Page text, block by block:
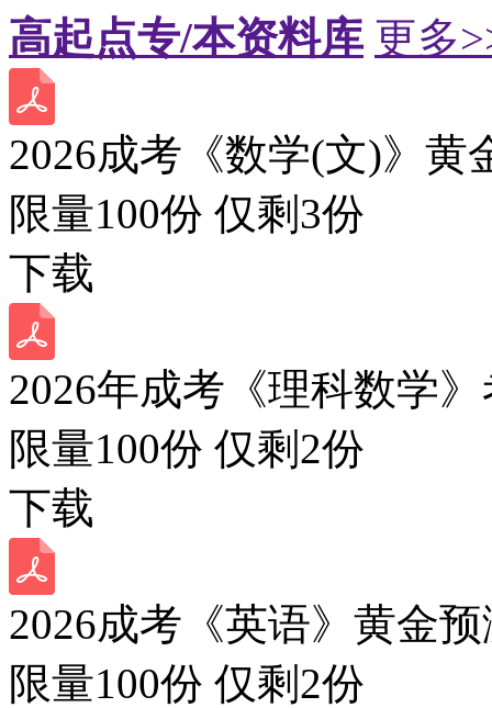
高起点专/本资料库 更多
2026成考《数学(文)》黄
限量100份 仅剩 3份
下载
2026年成考《理科数学
限量100份 仅剩 2份
下载
2026成考《英语》黄金
限量100份 仅剩 2份